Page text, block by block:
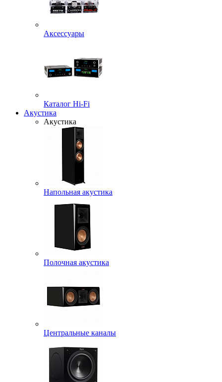
Аксессуары
Каталог Hi-Fi
Акустика
Акустика
Напольная акустика
Полочная акустика
Центральные каналы